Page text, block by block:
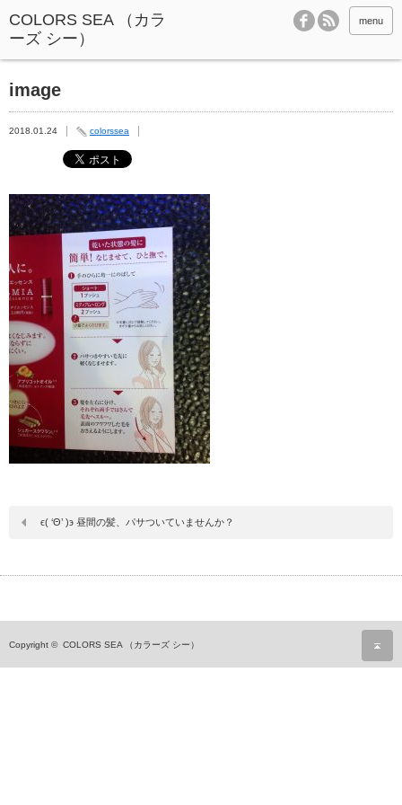
menu
image
2018.01.24 colorssea
ϵ( ‘Θ’ )϶ 昼間の髪、パサついていませんか？
Copyright © COLORS SEA （カラーズ シー）